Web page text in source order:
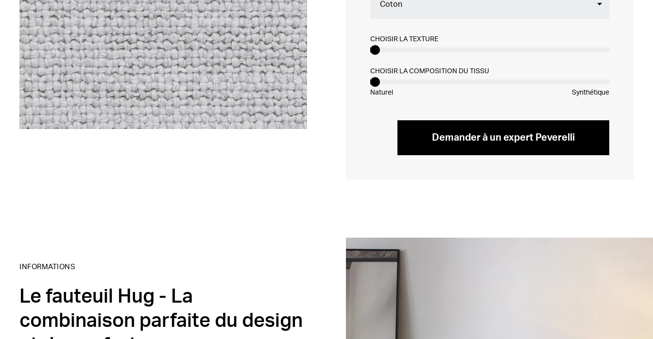
Coton
CHOISIR LA TEXTURE
CHOISIR LA COMPOSITION DU TISSU
Naturel Synthétique
Demander à un expert Peverelli
INFORMATIONS
Le fauteuil Hug - La
combinaison parfaite du design